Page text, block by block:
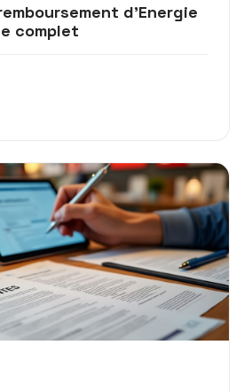
d’Energie
complet